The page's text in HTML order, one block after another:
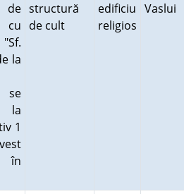
de
la
se
1
în
structură
de cult
edificiu
religios
Vaslui